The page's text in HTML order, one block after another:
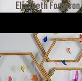
Elisabeth Forgeron